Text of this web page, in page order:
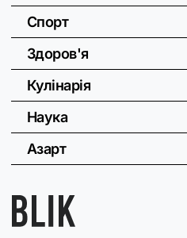
Спорт
Здоров'я
Кулінарія
Наука
Азарт